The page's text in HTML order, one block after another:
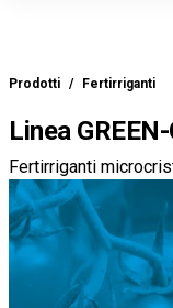
Prodotti / Fertirriganti
Linea GREEN-
Fertirriganti